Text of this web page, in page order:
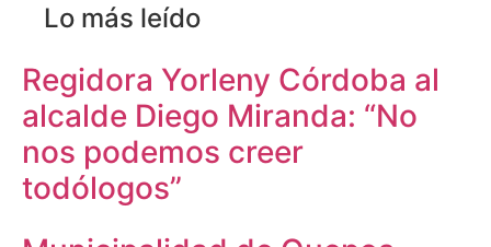
Lo más leído
Regidora Yorleny Córdoba al
alcalde Diego Miranda: “No
nos podemos creer
todólogos”